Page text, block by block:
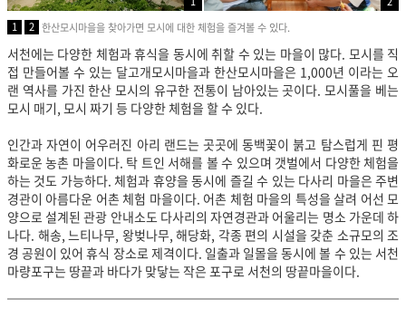
1
2 한산모시마을을 찾아가면 모시에 대한 체험을 즐겨볼 수 있다.
서천에는 다양한 체험과 휴식을 동시에 취할 수 있는 마을이 많다. 모시를 직
접 만들어볼 수 있는 달고개모시마을과 한산모시마을은 1,000년 이라는 오
랜 역사를 가진 한산 모시의 유구한 전통이 남아있는 곳이다. 모시풀을 베는
모시 매기, 모시 짜기 등 다양한 체험을 할 수 있다.
인간과 자연이 어우러진 아리 랜드는 곳곳에 동백꽃이 붉고 탐스럽게 핀 평
화로운 농촌 마을이다. 탁 트인 서해를 볼 수 있으며 갯벌에서 다양한 체험을
하는 것도 가능하다. 체험과 휴양을 동시에 즐길 수 있는 다사리 마을은 주변
경관이 아름다운 어촌 체험 마을이다. 어촌 체험 마을의 특성을 살려 어선 모
양으로 설계된 관광 안내소도 다사리의 자연경관과 어울리는 명소 가운데 하
나다. 해송, 느티나무, 왕벚나무, 해당화, 각종 편의 시설을 갖춘 소규모의 조
경 공원이 있어 휴식 장소로 제격이다. 일출과 일몰을 동시에 볼 수 있는 서천
마량포구는 땅끝과 바다가 맞닿는 작은 포구로 서천의 땅끝마을이다.